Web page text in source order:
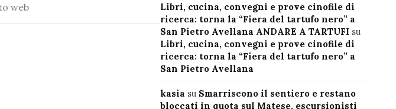
Libri, cucina, convegni e prove cinofile di
ricerca: torna la “Fiera del tartufo nero” a
San Pietro Avellana ANDARE A TARTUFI su
Libri, cucina, convegni e prove cinofile di
ricerca: torna la “Fiera del tartufo nero” a
San Pietro Avellana
kasia su Smarriscono il sentiero e restano
bloccati in quota sul Matese, escursionisti